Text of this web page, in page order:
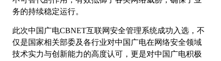
务的持续稳定运行。
此次中国广电CBNET互联网安全管理系统成功入选，不
仅是国家相关部委及各行业对中国广电在网络安全领域
技术实力与创新能力的高度认可，更是对中国广电积极